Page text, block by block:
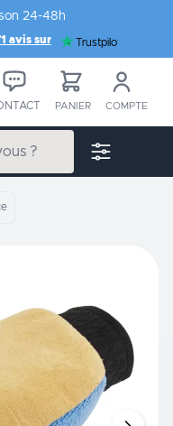
24-48h
avis sur Trustpilot
PANIER COMPTE